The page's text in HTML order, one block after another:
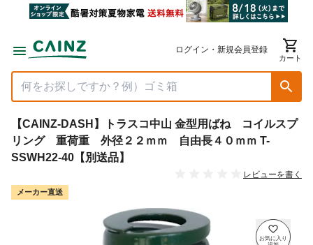
ログイン・新規会員登録
カート
【CAINZ-DASH】トラスコ中山 金型用ばね コイルスプ
リング 重荷重 外径２２ｍｍ 自由長４０ｍｍ T-
SSWH22-40【別送品】
レビューを書く
メーカー直送